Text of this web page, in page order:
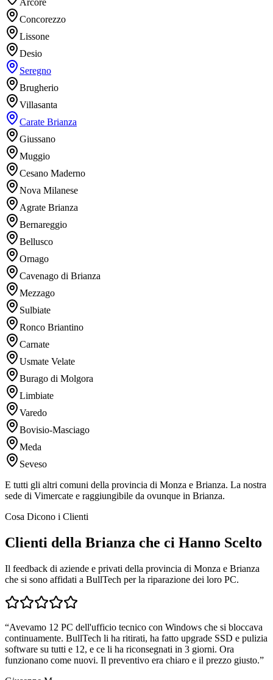
Arcore
Concorezzo
Lissone
Desio
Seregno
Brugherio
Villasanta
Carate Brianza
Giussano
Muggio
Cesano Maderno
Nova Milanese
Agrate Brianza
Bernareggio
Bellusco
Ornago
Cavenago di Brianza
Mezzago
Sulbiate
Ronco Briantino
Carnate
Usmate Velate
Burago di Molgora
Limbiate
Varedo
Bovisio-Masciago
Meda
Seveso
E tutti gli altri comuni della provincia di Monza e Brianza. La nostra
sede di Vimercate e raggiungibile da ovunque in Brianza.
Cosa Dicono i Clienti
Clienti della Brianza che ci Hanno Scelto
Il feedback di aziende e privati della provincia di Monza e Brianza
che si sono affidati a BullTech per la riparazione dei loro PC.
“Avevamo 12 PC dell'ufficio tecnico con Windows che si bloccava
continuamente. BullTech li ha ritirati, ha fatto upgrade SSD e pulizia
software su tutti e 12, e ce li ha riconsegnati in 3 giorni. Ora
funzionano come nuovi. Il preventivo era chiaro e il prezzo giusto.”